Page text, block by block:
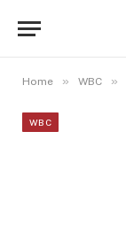
Home » WBC »
WBC